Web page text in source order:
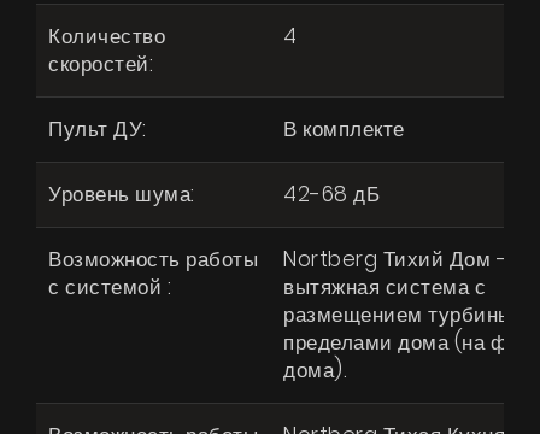
Количество
скоростей:
4
Пульт ДУ: В комплекте
Уровень шума: 42-68 дБ
Возможность работы
с системой :
Nortberg Тихий Дом -
вытяжная система с
размещением турбины за
пределами дома (на
дома).